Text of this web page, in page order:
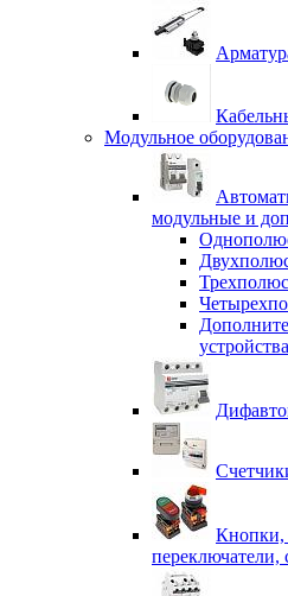
Модульное
модульные и
устройства
Кнопки,
переключатели,